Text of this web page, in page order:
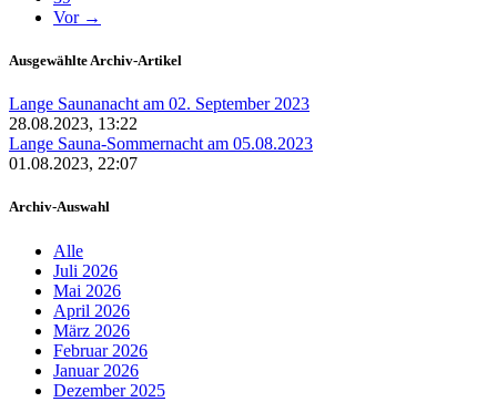
Vor →
Ausgewählte Archiv-Artikel
Lange Saunanacht am 02. September 2023
28.08.2023, 13:22
Lange Sauna-Sommernacht am 05.08.2023
01.08.2023, 22:07
Archiv-Auswahl
Alle
Juli 2026
Mai 2026
April 2026
März 2026
Februar 2026
Januar 2026
Dezember 2025